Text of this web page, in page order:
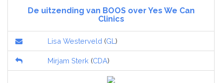
De uitzending van BOOS over Yes We Can
Clinics
Lisa Westerveld (GL )
Mirjam Sterk (CDA)